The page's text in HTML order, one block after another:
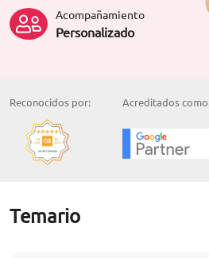
Acompañamiento
Personalizado
Reconocidos por: Acreditados
Temario